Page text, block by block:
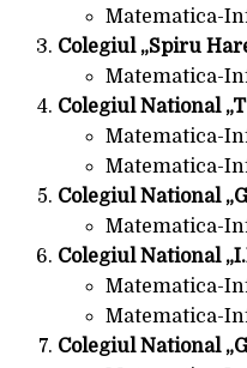
Matematica-
Colegiul „Spiru
Matematica-
Colegiul National
Matematica-
Matematica-
Colegiul National
Matematica-
Colegiul National
Matematica-
Matematica-
Colegiul National